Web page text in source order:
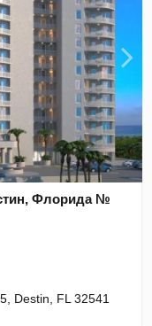
Флорида №
Destin, FL 32541